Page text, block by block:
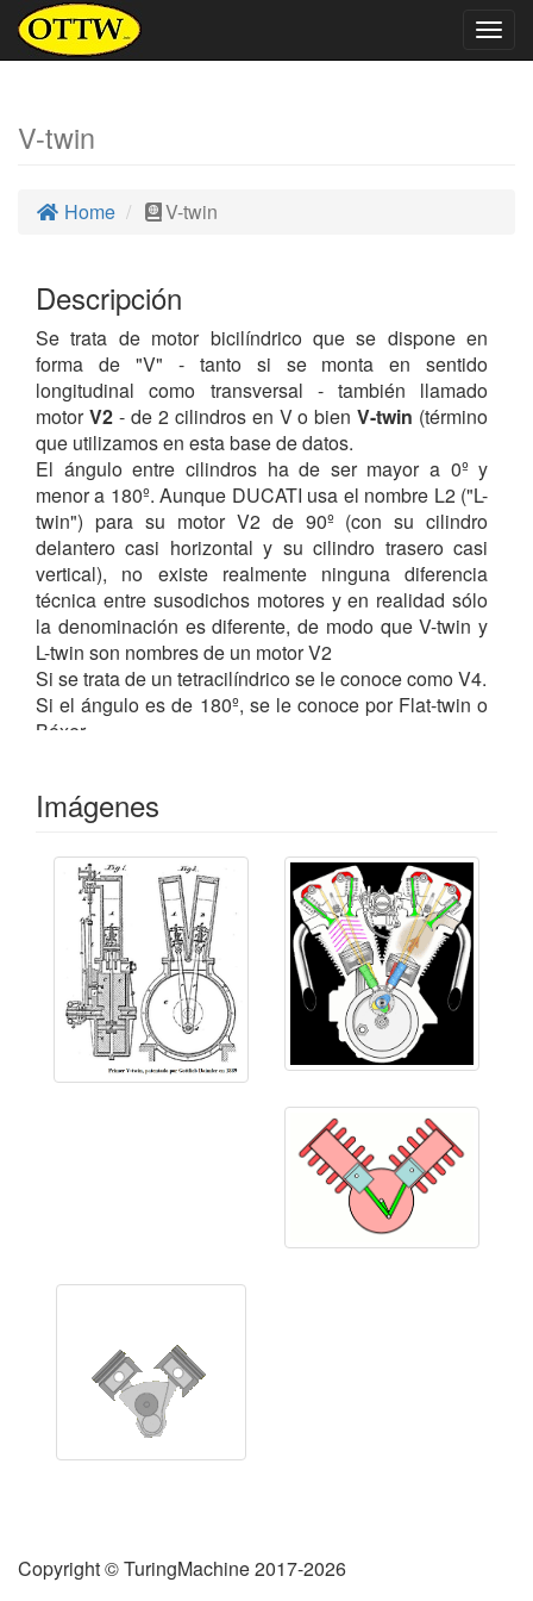
V-twin
Home V-twin
Descripción
Se trata de motor bicilíndrico que se dispone en
forma de "V" - tanto si se monta en sentido
longitudinal como transversal - también llamado
motorV2- de 2 cilindros en V o bienV-twin (término
que utilizamos en esta base de datos.
El ángulo entre cilindros ha de ser mayor a 0º y
menor a 180º. Aunque DUCATI usa el nombre L2 ("L-
twin") para su motor V2 de 90º (con su cilindro
delantero casi horizontal y su cilindro trasero casi
vertical), no existe realmente ninguna diferencia
técnica entre susodichos motores y en realidad sólo
la denominación es diferente, de modo que V-twin y
L-twin son nombres de un motor V2
Si se trata de un tetracilíndrico se le conoce como V4.
Si el ángulo es de 180º, se le conoce por Flat-twin o
Bóxer.
fabricado por Gottlieb
Imágenes
Copyright © TuringMachine 2017-2026